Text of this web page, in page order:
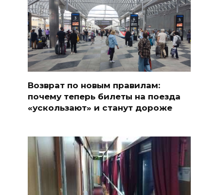
Возврат по новым правилам:
почему теперь билеты на поезда
«ускользают» и станут дороже